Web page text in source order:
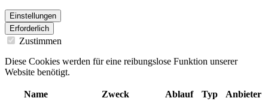
Einstellungen
Erforderlich
Zustimmen
Diese Cookies werden für eine reibungslose Funktion unserer
Website benötigt.
Name Zweck Ablauf Typ Anbieter